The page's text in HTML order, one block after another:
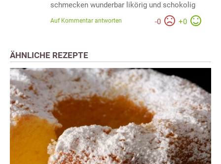
schmecken wunderbar likörig und schokolig
-0 +0
Auf Kommentar antworten
ÄHNLICHE REZEPTE